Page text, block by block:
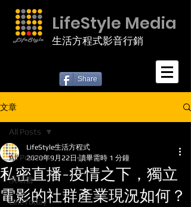
LifeStyle Media
生活方程式影音行銷
Share
文章
All Posts
演唱會
LineToday
All Posts
私密直播-疫情之下，獨立
電影的社群產業現況如何？
LifeStyle生活方程式
2020年9月22日 讀畢需時 1 分鐘